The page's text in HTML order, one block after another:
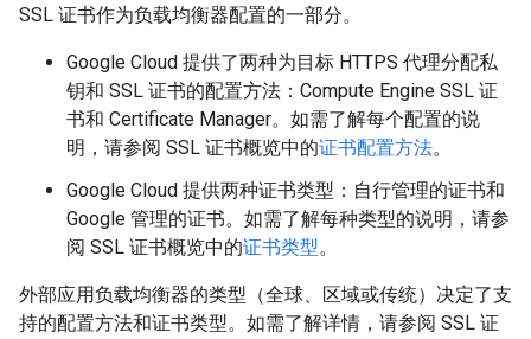
SSL 证书作为负载均衡器配置的一部分。
Google Cloud 提供了两种为目标 HTTPS 代理分配私
钥和 SSL 证书的配置方法：Compute Engine SSL 证
书和 Certificate Manager。如需了解每个配置的说
明，请参阅 SSL 证书概览中的证书配置方法。
Google Cloud 提供两种证书类型 ：自行管理的证书和
Google 管理的证书。如需了解每种类型的说明，请参
阅 SSL 证书概览中的证书类型。
外部应用负载均衡器的类型（全球、区域或传统）决定了支
持的配置方法和证书类型。如需了解详情，请参阅 SSL 证